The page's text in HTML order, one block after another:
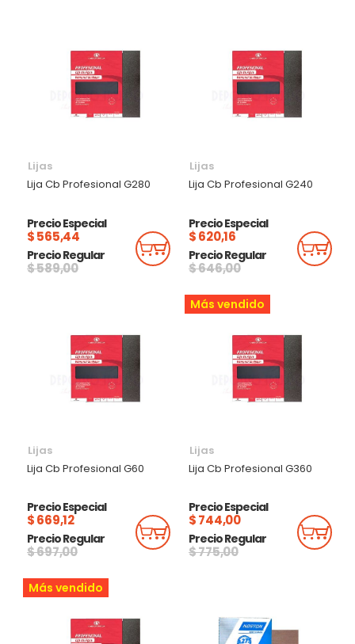
Lijas
Lija Cb Profesional G280
Precio Especial
$ 565,44
Precio Regular
$ 589,00
Añadir Al Carrito
Lijas
Lija Cb Profesional G240
Precio Especial
$ 620,16
Precio Regular
$ 646,00
Lijas
Lija Cb Profesional G60
Precio Especial
$ 669,12
Precio Regular
$ 697,00
Añadir Al Carrito
Más vendido
Lijas
Lija Cb Profesional G360
Precio Especial
$ 744,00
Precio Regular
$ 775,00
Más vendido